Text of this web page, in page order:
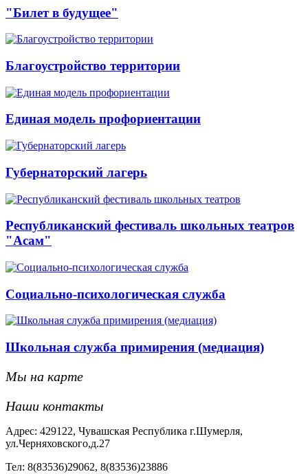
"Билет в будущее"
Благоустройство территории
Единая модель профориентации
Губернаторский лагерь
Республиканский фестиваль школьных театров
"Асам"
Социально-психологическая служба
Школьная служба примирения (медиация)
Мы на карте
Наши контакты
Адрес: 429122, Чувашская Республика г.Шумерля,
ул.Черняховского,д.27
Тел: 8(83536)29062, 8(83536)23886